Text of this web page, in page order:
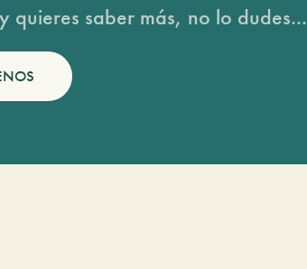
quieres saber más, no lo dudes...